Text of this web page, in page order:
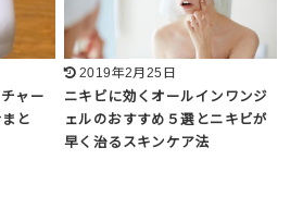
ャー
と
2019年2月25日
ニキビに効くオールインワンジ
ェルのおすすめ５選とニキビが
早く治るスキンケア法